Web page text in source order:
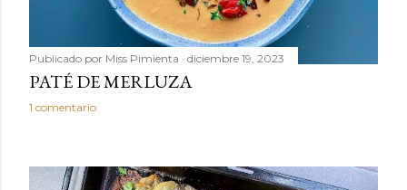
Publicado por Miss Pimienta diciembre 19, 2023
PATÉ DE MERLUZA
1 comentario